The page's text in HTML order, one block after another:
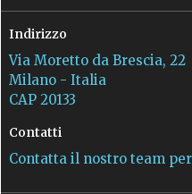
Indirizzo
Via Moretto da Brescia, 22
Milano - Italia
CAP 20133
Contatti
Contatta il nostro team